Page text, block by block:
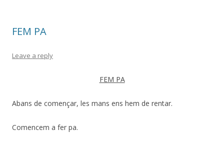
FEM PA
Leave a reply
FEM PA
Abans de començar, les mans ens hem de rentar.
Comencem a fer pa.